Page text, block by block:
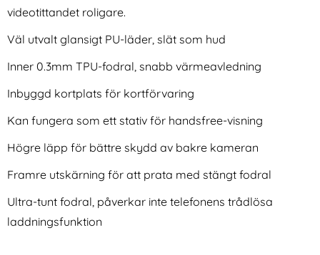
iPhone 16 Pro Fodral Diamond
Multifunktionell Blå
Art. nr 229924
rea pris
161 krtidigare pris
161 kr
Tillgänglighet:
I lager
Plånboksfodral - Svart
Art. nr 15660
rea pris
161 kr tidigare pris
161 kr
Tillgänglighet:
videotittandet roligare.
Väl utvalt glansigt PU-läder, slät som hud
Inner 0.3mm TPU-fodral, snabb värmeavledning
Inbyggd kortplats för kortförvaring
Kan fungera som ett stativ för handsfree-visning
Högre läpp för bättre skydd av bakre kameran
Framre utskärning för att prata med stängt fodral
Ultra-tunt fodral, påverkar inte telefonens trådlösa
laddningsfunktion